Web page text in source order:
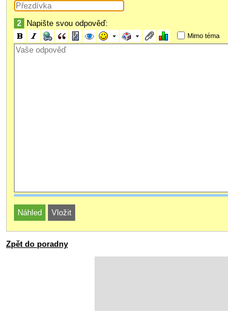
2 Napište svou odpověď:
Mimo téma
Zpět do poradny